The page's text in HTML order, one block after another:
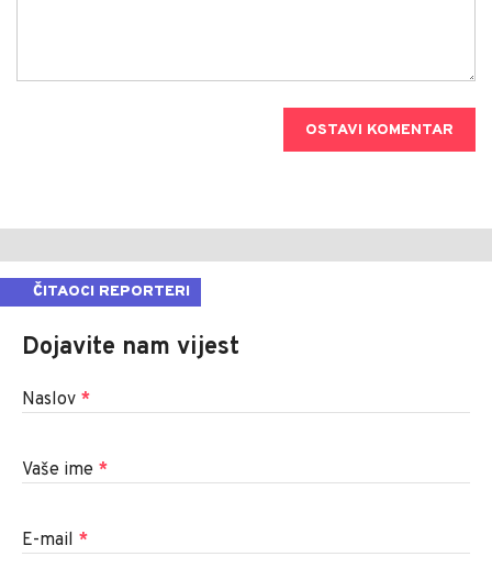
OSTAVI KOMENTAR
ČITAOCI REPORTERI
Dojavite nam vijest
Naslov *
Vaše ime *
E-mail *